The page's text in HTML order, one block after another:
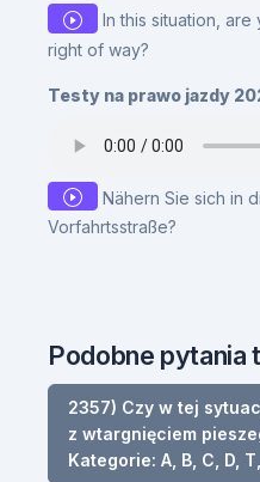
In this situation,
right of way?
Testy na prawo jazdy
Nähern Sie sich in
Vorfahrtsstraße?
Podobne pytania
2357) Czy w tej
z wtargnięciem
Kategorie: A, B, C, D, T,